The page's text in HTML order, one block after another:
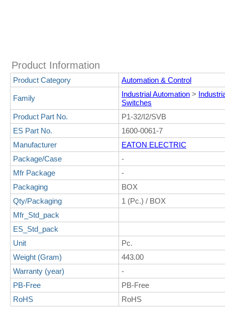
Product Information
Product Category Automation & Control
Family Industrial Automation >
Switches
Product Part No.
P1-32/I2/SVB
ES Part No.
1600-0061-7
Manufacturer
EATON ELECTRIC
Package/Case
-
Mfr Package
-
Packaging
BOX
Qty/Packaging
1 (Pc.) / BOX
Mfr_Std_pack
ES_Std_pack
Unit
Pc.
Weight (Gram)
443.00
Warranty (year)
-
PB-Free
PB-Free
RoHS
RoHS